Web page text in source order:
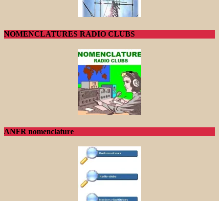
NOMENCLATURES RADIO CLUBS
ANFR nomenclature